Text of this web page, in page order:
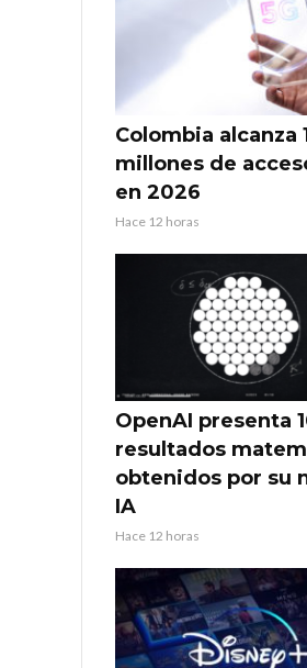
Colombia alcanza
millones de
en 2026
Hace 12 horas
OpenAI presenta
resultados
obtenidos por su
IA
Hace 12 horas